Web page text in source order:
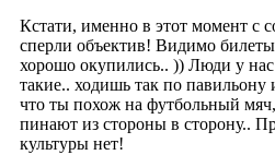
Кстати, именно в этот момент с
сперли объектив! Видимо
хорошо окупились.. )) Люди у
такие.. ходишь так по
что ты похож на футбольный
пинают из стороны в сторону..
культуры нет!